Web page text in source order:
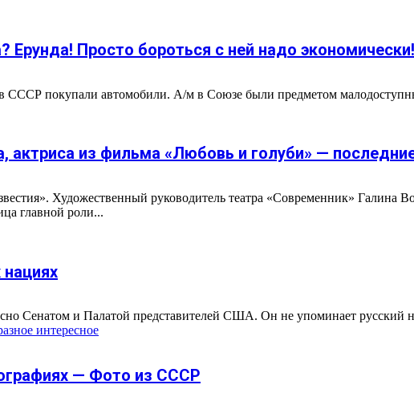
Ерунда! Просто бороться с ней надо экономически!
в СССР покупали автомобили. А/м в Союзе были предметом
из фильма «Любовь и голуби» —
Художественный руководитель театра «Современник» Галина
главной роли...
Сенатом и Палатой представителей США. Он не упоминает
интересное
— Фото из СССР